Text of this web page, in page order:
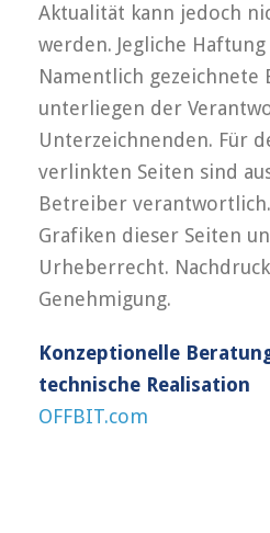
Aktualität kann jedoch
werden. Jegliche
Namentlich gezeichnete
unterliegen der
Unterzeichnenden. Für
verlinkten Seiten sind
Betreiber
Grafiken dieser Seiten
Urheberrecht.
Genehmigung.
Konzeptionelle
technische Realisation
OFFBIT.com